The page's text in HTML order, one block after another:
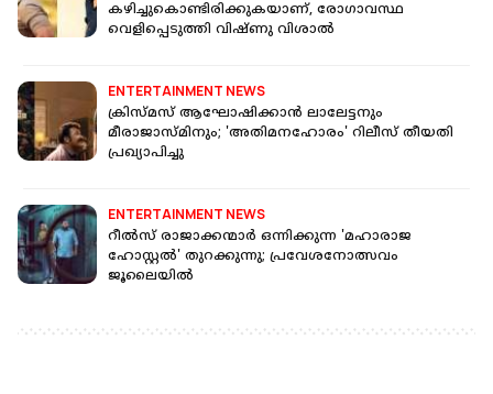
കഴിച്ചുകൊണ്ടിരിക്കുകയാണ്, രോഗാവസ്ഥ
വെളിപ്പെടുത്തി വിഷ്ണു വിശാൽ
ENTERTAINMENT NEWS
ക്രിസ്മസ് ആഘോഷിക്കാന്‍ ലാലേട്ടനും
മീരാജാസ്മിനും; 'അതിമനഹോരം' റിലീസ് തീയതി
പ്രഖ്യാപിച്ചു
ENTERTAINMENT NEWS
റീൽസ് രാജാക്കന്മാർ ഒന്നിക്കുന്ന 'മഹാരാജ
ഹോസ്റ്റൽ' തുറക്കുന്നു; പ്രവേശനോത്സവം
ജൂലൈയിൽ